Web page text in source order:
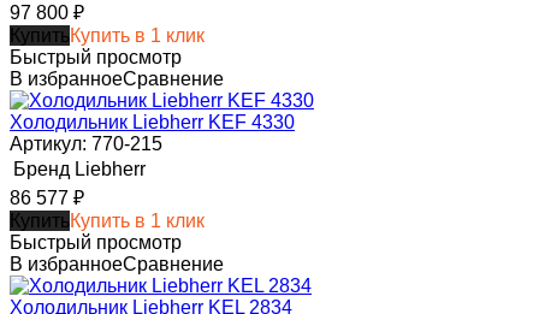
97 800 ₽
КупитьКупить в 1 клик
Быстрый просмотр
В избранноеСравнение
Холодильник Liebherr KEF 4330
Артикул: 770-215
Бренд Liebherr
86 577 ₽
КупитьКупить в 1 клик
Быстрый просмотр
В избранноеСравнение
Холодильник Liebherr KEL 2834